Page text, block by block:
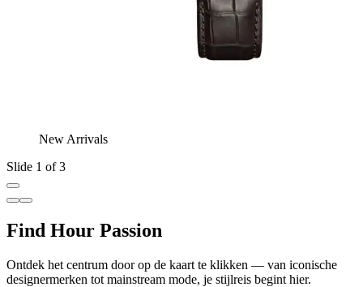
New Arrivals
Slide 1 of 3
Find Hour Passion
Ontdek het centrum door op de kaart te klikken — van iconische
designermerken tot mainstream mode, je stijlreis begint hier.